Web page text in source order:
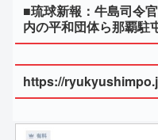
■琉球新報：牛島司令
内の平和団体ら那覇
https://